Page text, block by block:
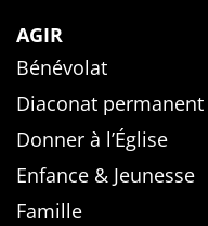
AGIR
Bénévolat
Diaconat permanent
Donner à l’Église
Enfance & Jeunesse
Famille